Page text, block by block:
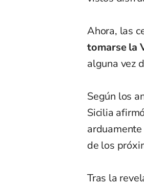
Ahora, las
tomarse la
alguna vez
Según los
Sicilia
de los
Tras la